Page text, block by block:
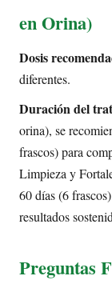
en Orina)
Dosis
diferentes.
Duración del
orina), se
frascos) para
Limpieza y
60 días (6
resultados
Preguntas